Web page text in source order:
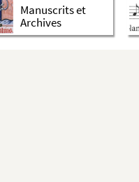
Manuscrits et
Archives